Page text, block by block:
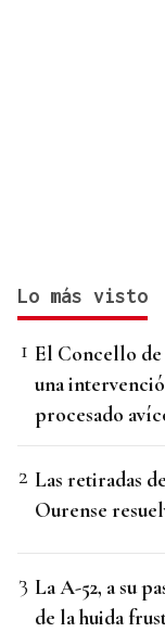
Lo más visto
El Concello de
una
procesado
Las retiradas
Ourense
La A-52, a su
de la huida